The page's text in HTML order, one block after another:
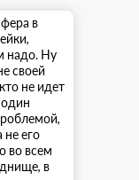
в
надо. Ну
своей
не идет
не его
во всем
в